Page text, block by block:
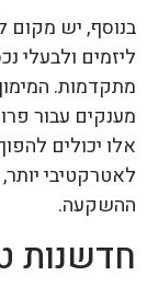
בנוסף, יש מקום
ליזמים ולבעלי
מתקדמות.
מענקים עבור
אלו יכולים
לאטרקטיבי
ההשקעה.
חדשנות